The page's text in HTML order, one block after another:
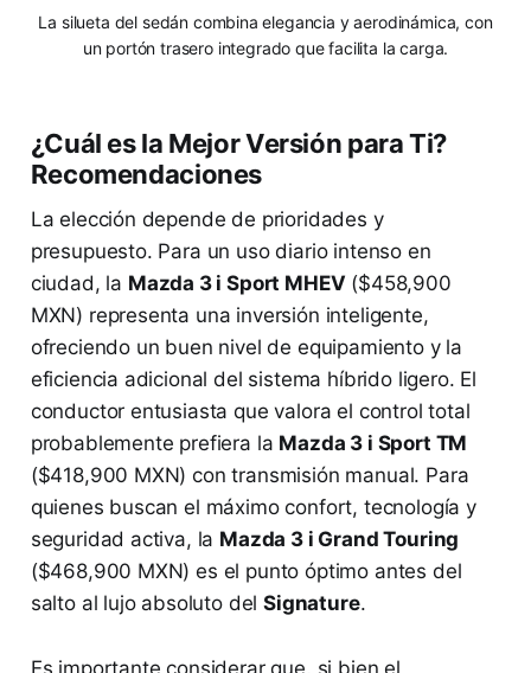
La silueta del sedán combina elegancia y aerodinámica, con
un portón trasero integrado que facilita la carga.
¿Cuál es la Mejor Versión para Ti?
Recomendaciones
La elección depende de prioridades y
presupuesto. Para un uso diario intenso en
ciudad, la Mazda 3 i Sport MHEV ($458,900
MXN) representa una inversión inteligente,
ofreciendo un buen nivel de equipamiento y la
eficiencia adicional del sistema híbrido ligero. El
conductor entusiasta que valora el control total
probablemente prefiera la Mazda 3 i Sport TM
($418,900 MXN) con transmisión manual. Para
quienes buscan el máximo confort, tecnología y
seguridad activa, la Mazda 3 i Grand Touring
($468,900 MXN) es el punto óptimo antes del
salto al lujo absoluto delSignature.
Es importante considerar que, si bien el